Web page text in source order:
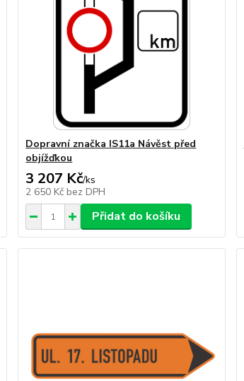
Dopravní značka IS11a Návěst před
objížďkou
3 207 Kč/ks
2 650 Kč bez DPH
Přidat do košíku